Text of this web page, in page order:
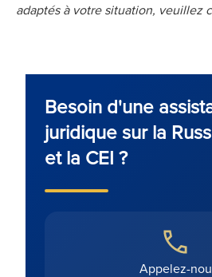
adaptés à votre situation, veuillez
Besoin d'une
juridique sur la
et la CEI ?
Appelez-